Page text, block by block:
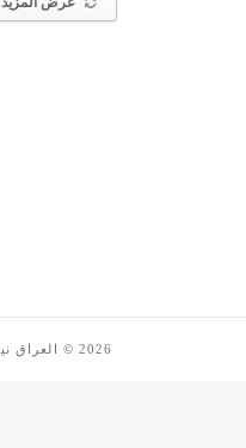
2026 © العراق نيوز